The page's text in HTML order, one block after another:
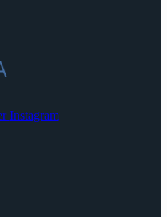
Instagram